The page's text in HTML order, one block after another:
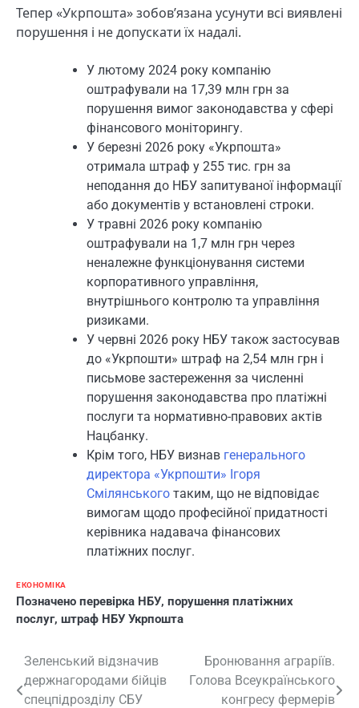
Тепер «Укрпошта» зобов’язана усунути всі виявлені
порушення і не допускати їх надалі.
У лютому 2024 року компанію
оштрафували на 17,39 млн грн за
порушення вимог законодавства у сфері
фінансового моніторингу.
У березні 2026 року «Укрпошта»
отримала штраф у 255 тис. грн за
неподання до НБУ запитуваної інформації
або документів у встановлені строки.
У травні 2026 року компанію
оштрафували на 1,7 млн грн через
неналежне функціонування системи
корпоративного управління,
внутрішнього контролю та управління
ризиками.
У червні 2026 року НБУ також застосував
до «Укрпошти» штраф на 2,54 млн грн і
письмове застереження за численні
порушення законодавства про платіжні
послуги та нормативно-правових актів
Нацбанку.
Крім того, НБУ визнав генерального
директора «Укрпошти» Ігоря
Смілянського таким, що не відповідає
вимогам щодо професійної придатності
керівника надавача фінансових
платіжних послуг.
ЕКОНОМІКА
Позначено перевірка НБУ, порушення платіжних
послуг, штраф НБУ Укрпошта
Навігація
записів
Зеленський відзначив
держнагородами бійців
спецпідрозділу СБУ
Бронювання аграріїв.
Голова Всеукраїнського
конгресу фермерів